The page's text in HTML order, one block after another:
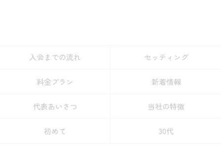
入会までの流れ セッティング
料金プラン 新着情報
代表あいさつ 当社の特徴
初めて 30代